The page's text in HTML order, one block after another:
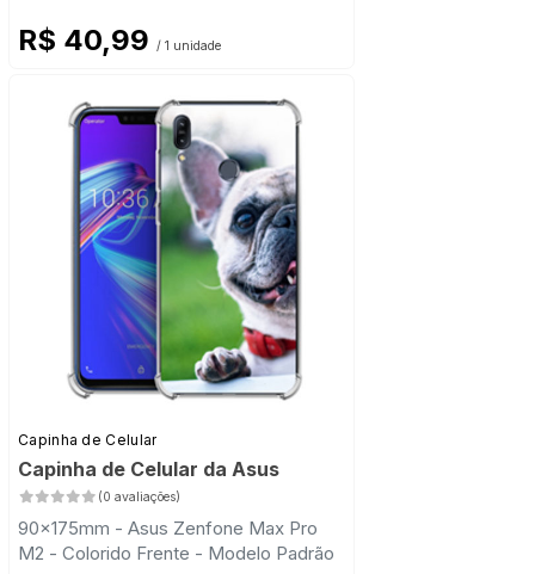
R$ 40,99 / 1 unidade
Capinha de Celular
Capinha de Celular da Asus
(0 avaliações)
90x175mm - Asus Zenfone Max Pro
M2 - Colorido Frente - Modelo Padrão